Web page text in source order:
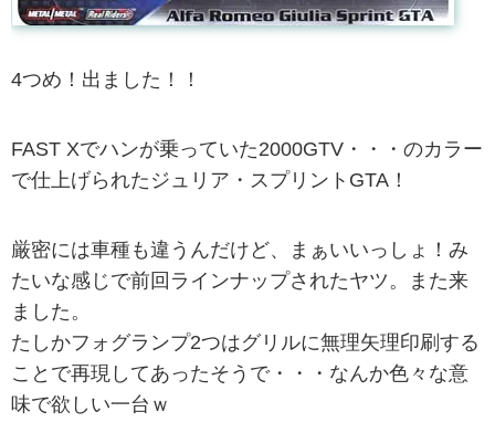
4つめ！出ました！！
FAST Xでハンが乗っていた2000GTV・・・のカラー
で仕上げられたジュリア・スプリントGTA！
厳密には車種も違うんだけど、まぁいいっしょ！み
たいな感じで前回ラインナップされたヤツ。また来
ました。
たしかフォグランプ2つはグリルに無理矢理印刷する
ことで再現してあったそうで・・・なんか色々な意
味で欲しい一台ｗ